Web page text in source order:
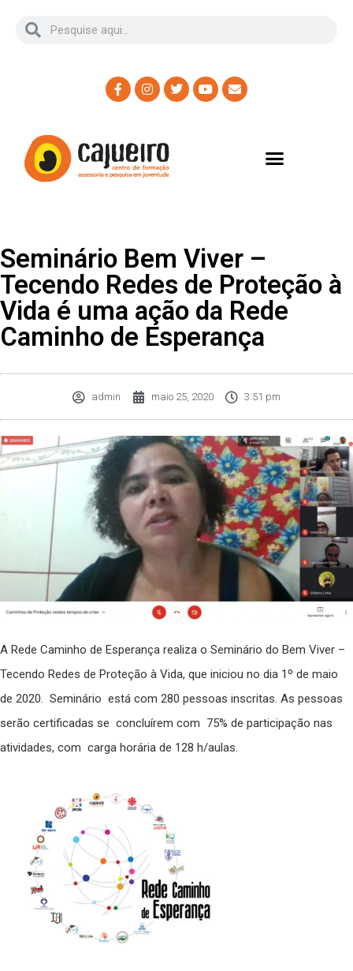
Seminário Bem Viver –
Tecendo Redes de Proteção à
Vida é uma ação da Rede
Caminho de Esperança
admin maio 25, 2020 3:51 pm
A Rede Caminho de Esperança realiza o Seminário do Bem Viver –
Tecendo Redes de Proteção à Vida, que iniciou no dia 1º de maio
de 2020. Seminário está com 280 pessoas inscritas. As pessoas
serão certificadas se concluírem com 75% de participação nas
atividades, com carga horária de 128 h/aulas.